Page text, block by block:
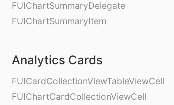
FUIChartSummaryDelegate
FUIChartSummaryItem
Analytics Cards
FUICardCollectionViewTableViewCell
FUIChartCardCollectionViewCell